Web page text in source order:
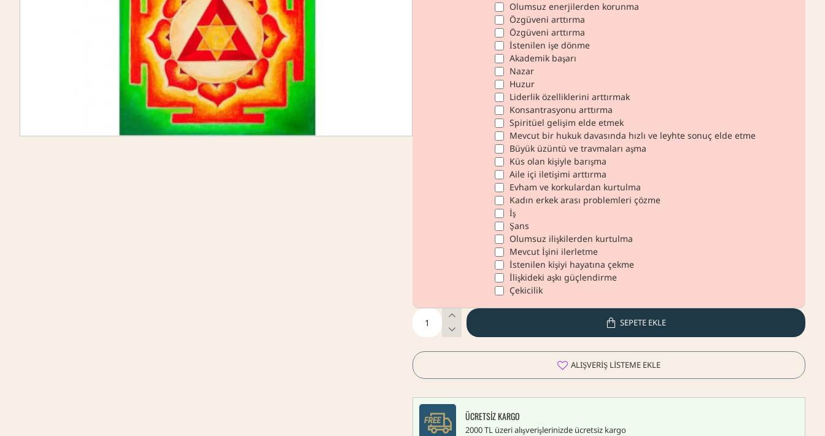
Olumsuz enerjilerden korunma
Özgüveni arttırma
Özgüveni arttırma
İstenilen işe dönme
Akademik başarı
Nazar
Huzur
Liderlik özelliklerini arttırmak
Konsantrasyonu arttırma
Spiritüel gelişim elde etmek
Mevcut bir hukuk davasında hızlı ve leyhte sonuç elde etme
Büyük üzüntü ve travmaları aşma
Küs olan kişiyle barışma
Aile içi iletişimi arttırma
Evham ve korkulardan kurtulma
Kadın erkek arası problemleri çözme
İş
Şans
Olumsuz ilişkilerden kurtulma
Mevcut İşini ilerletme
İstenilen kişiyi hayatına çekme
İlişkideki aşkı güçlendirme
Çekicilik
SEPETE EKLE
ALIŞVERIŞ LISTEME EKLE
ÜCRETSIZ KARGO
2000 TL üzeri alışverişlerinizde ücretsiz kargo